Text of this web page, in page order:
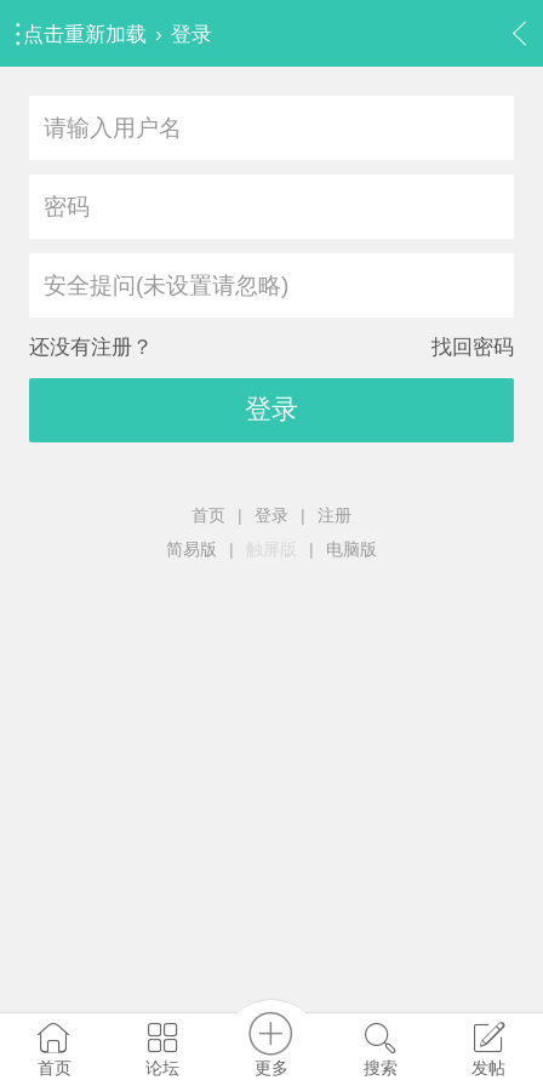
点击重新加载 › 登录
安全提问(未设置请忽略)
还没有注册？ 找回密码
登录
首页 | 登录 |
注册
简易版
| 触屏版 | 电脑版
首页 论坛 更多 搜索 发帖